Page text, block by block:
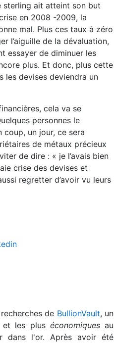
sterling ait atteint son but
en 2008 -2009, la
mal. Plus ces taux à zéro
l’aiguille de la dévaluation,
essayer de diminuer les
plus. Et donc, plus cette
les devises deviendra un
cela va se
personnes le
coup, un jour, ce sera
de métaux précieux
de dire : « je l’avais bien
crise des devises et
regretter d’avoir vu leurs
de BullionVault, un
et les plus économiquesau
dans l'or. Après avoir été